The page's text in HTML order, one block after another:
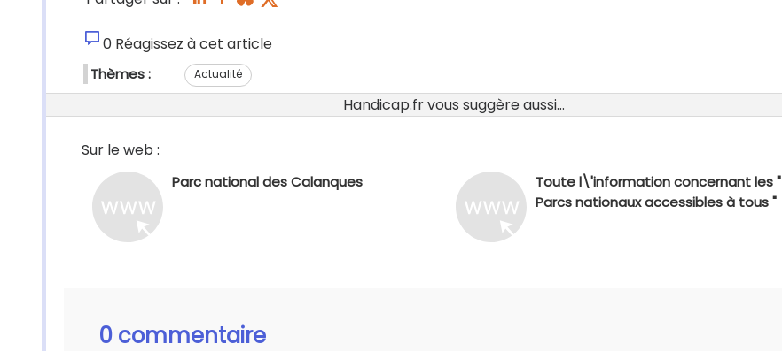
0 Réagissez à cet article
Thèmes : Actualité
Handicap.fr vous suggère aussi...
Sur le web :
Parc national des Calanques
Toute l\'information concernant les "
Parcs nationaux accessibles à tous "
0 commentaire